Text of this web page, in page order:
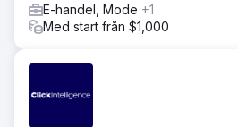
E-handel, Mode +1
Med start från $1,000